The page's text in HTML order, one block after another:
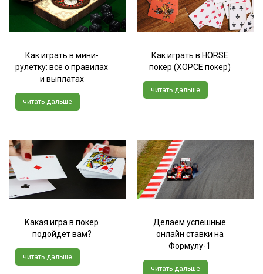
Как играть в мини-
рулетку: всё о правилах
и выплатах
читать дальше
Как играть в HORSE
покер (ХОРСЕ покер)
читать дальше
Какая игра в покер
подойдет вам?
читать дальше
Делаем успешные
онлайн ставки на
Формулу-1
читать дальше